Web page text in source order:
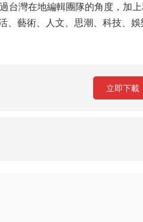
台灣在地編輯團隊的角度，加
、藝術、人文、思潮、科技、娛
立即下載